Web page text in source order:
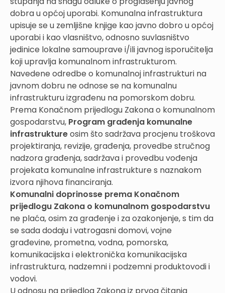
dobra u općoj uporabi. Komunalna infrastruktura
upisuje se u zemljišne knjige kao javno dobro u općoj
uporabi i kao vlasništvo, odnosno suvlasništvo
jedinice lokalne samouprave i/ili javnog isporučitelja
koji upravlja komunalnom infrastrukturom.
Navedene odredbe o komunalnoj infrastrukturi na
javnom dobru ne odnose se na komunalnu
infrastrukturu izgrađenu na pomorskom dobru.
Prema Konačnom prijedlogu Zakona o komunalnom
gospodarstvu, Program građenja komunalne
infrastruktureosim što sadržava procjenu troškova
projektiranja, revizije, građenja, provedbe stručnog
nadzora građenja, sadržava i provedbu vođenja
projekata komunalne infrastrukture s naznakom
izvora njihova financiranja.
Komunalni doprinosse prema Konačnom
prijedlogu Zakona o komunalnom gospodarstvu
ne plaća, osim za građenje i za ozakonjenje, s tim da
se sada dodaju i vatrogasni domovi, vojne
građevine, prometna, vodna, pomorska,
komunikacijska i elektronička komunikacijska
infrastruktura, nadzemni i podzemni produktovodi i
vodovi.
U odnosu na prijedlog Zakona iz prvog čitanja